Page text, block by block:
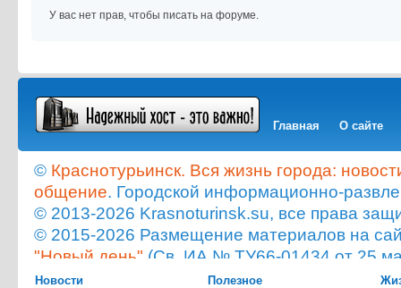
У вас нет прав, чтобы писать на форуме.
Главная О сайте
© Краснотурьинск. Вся жизнь города:
общение. Городской информационно-
© 2013-2026 Krasnoturinsk.su, все права
© 2015-2026 Размещение материалов на
"Новый день" (Св. ИА № ТУ66-01434 от 25
Мнение администрации сайта не всегда
Новости Полезное